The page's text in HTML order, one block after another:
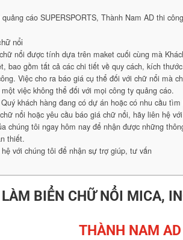
quảng cáo SUPERSPORTS, Thành Nam AD thi
nổi
nổi được tính dựa trên maket cuối cùng mà
bao gồm tất cả các chi tiết về quy cách, kích
Việc cho ra báo giá cụ thể đối với chữ nổi mà
việc không thể đối với mọi công ty quảng cáo.
khách hàng đang có dự án hoặc có nhu cầu tìm
nổi hoặc yêu cầu báo giá chữ nổi, hãy liên hệ
chúng tôi ngay hôm nay để nhận được những
thiết.
hệ với chúng tôi để nhận sự trợ giúp, tư vấn
LÀM BIỂN CHỮ NỔI MICA,
THÀNH NAM